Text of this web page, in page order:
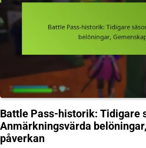
Battle Pass-historik: Tidigare
Anmärkningsvärda
påverkan